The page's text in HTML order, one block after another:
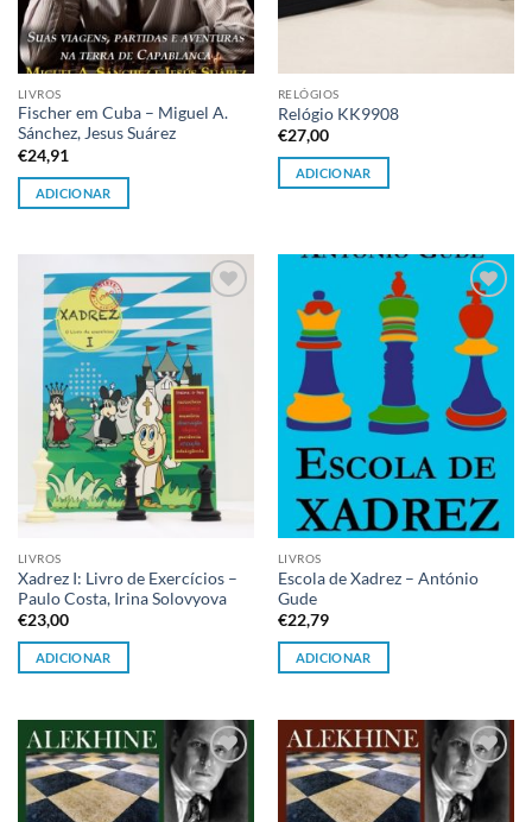
LIVROS
Fischer em Cuba – Miguel A.
Sánchez, Jesus Suárez
€24,91
ADICIONAR
RELÓGIOS
Relógio KK9908
€27,00
ADICIONAR
Adicionar
à lista de
desejos
LIVROS
Xadrez I: Livro de Exercícios –
Paulo Costa, Irina Solovyova
€23,00
ADICIONAR
Adicionar
à lista de
desejos
LIVROS
Escola de Xadrez – António
Gude
€22,79
ADICIONAR
Adicionar
à lista de
desejos
Adicionar
à lista de
desejos